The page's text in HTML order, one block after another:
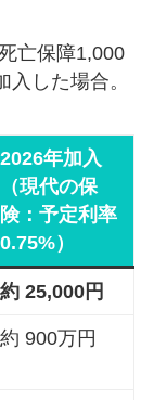
亡保障1,000
した場合。
2026年加入
（現代の保
険：予定利率
0.75%）
約 25,000円
約 900万円